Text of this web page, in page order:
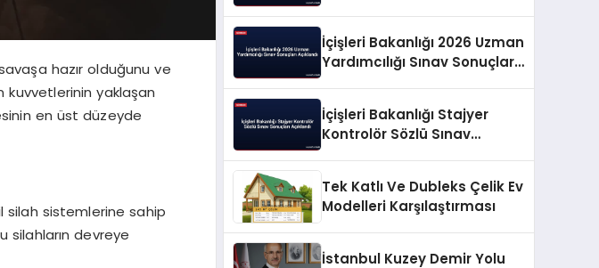
hazır olduğunu ve
kuvvetlerinin yaklaşan
en üst düzeyde
silah sistemlerine sahip
silahların devreye
İçişleri Bakanlığı 2026 Uzman
Yardımcılığı Sınav Sonuçları
İçişleri Bakanlığı Stajyer
Kontrolör Sözlü Sınav
Tek Katlı Ve Dubleks Çelik Ev
Modelleri Karşılaştırması
İstanbul Kuzey Demir Yolu